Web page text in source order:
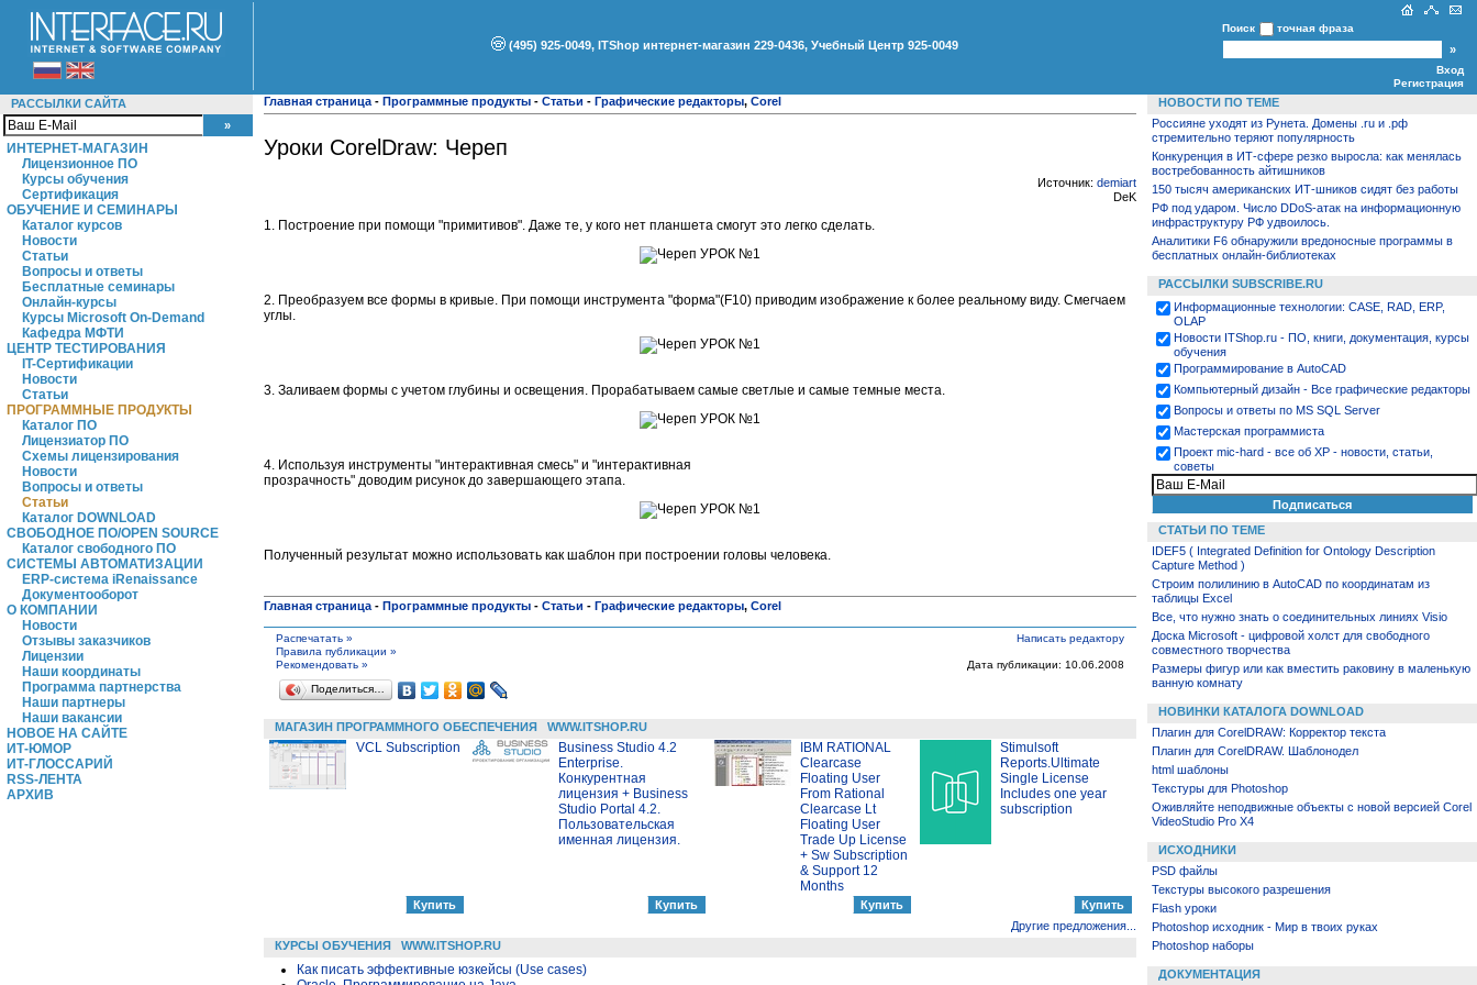
(495) 925-0049, ITShop интернет-магазин 229-0436, Учебный Центр 925-0049
Поиск точная фраза
Вход
Регистрация
РАССЫЛКИ САЙТА
ИНТЕРНЕТ-МАГАЗИН
Лицензионное ПО
Курсы обучения
Сертификация
ОБУЧЕНИЕ И СЕМИНАРЫ
Каталог курсов
Новости
Статьи
Вопросы и ответы
Бесплатные семинары
Онлайн-курсы
Курсы Microsoft On-Demand
Кафедра МФТИ
ЦЕНТР ТЕСТИРОВАНИЯ
IT-Сертификации
Новости
Статьи
ПРОГРАММНЫЕ ПРОДУКТЫ
Каталог ПО
Лицензиатор ПО
Схемы лицензирования
Новости
Вопросы и ответы
Статьи
Каталог DOWNLOAD
СВОБОДНОЕ ПО/OPEN SOURCE
Каталог свободного ПО
СИСТЕМЫ АВТОМАТИЗАЦИИ
ERP-система iRenaissance
Документооборот
О КОМПАНИИ
Новости
Отзывы заказчиков
Лицензии
Наши координаты
Программа партнерства
Наши партнеры
Наши вакансии
НОВОЕ НА САЙТЕ
ИТ-ЮМОР
ИТ-ГЛОССАРИЙ
RSS-ЛЕНТА
АРХИВ
Главная страница - Программные продукты - Статьи - Графические редакторы, Corel
Уроки CorelDraw: Череп
Источник: demiart
DeK
1. Построение при помощи "примитивов". Даже те, у кого нет планшета смогут это легко сделать.
2. Преобразуем все формы в кривые. При помощи инструмента "форма"(F10) приводим изображение к более реальному виду. Смегчаем
углы.
3. Заливаем формы с учетом глубины и освещения. Прорабатываем самые светлые и самые темные места.
4. Используя инструменты "интерактивная смесь" и "интерактивная
прозрачность" доводим рисунок до завершающего этапа.
Полученный результат можно использовать как шаблон при построении головы человека.
Главная страница - Программные продукты - Статьи - Графические редакторы, Corel
Распечатать »
Правила публикации »
Написать редактору
Рекомендовать »
Дата публикации: 10.06.2008
Поделиться…
МАГАЗИН ПРОГРАММНОГО ОБЕСПЕЧЕНИЯ WWW.ITSHOP.RU
VCL Subscription
Business Studio 4.2
Enterprise.
Конкурентная
лицензия + Business
Studio Portal 4.2.
Пользовательская
именная лицензия.
IBM RATIONAL
Clearcase
Floating User
From Rational
Clearcase Lt
Floating User
Trade Up License
+ Sw Subscription
& Support 12
Months
Stimulsoft
Reports.Ultimate
Single License
Includes one year
subscription
Другие предложения...
КУРСЫ ОБУЧЕНИЯ
WWW.ITSHOP.RU
Как писать эффективные юзкейсы (Use cases)
НОВОСТИ ПО ТЕМЕ
Россияне уходят из Рунета. Домены .ru и .рф
стремительно теряют популярность
Конкуренция в ИТ-сфере резко выросла: как менялась
востребованность айтишников
150 тысяч американских ИТ-шников сидят без работы
РФ под ударом. Число DDoS-атак на информационную
инфраструктуру РФ удвоилось.
Аналитики F6 обнаружили вредоносные программы в
бесплатных онлайн-библиотеках
РАССЫЛКИ SUBSCRIBE.RU
Информационные технологии: CASE, RAD, ERP,
OLAP
Новости ITShop.ru - ПО, книги, документация, курсы
обучения
Программирование в AutoCAD
Компьютерный дизайн - Все графические редакторы
Вопросы и ответы по MS SQL Server
Мастерская программиста
Проект mic-hard - все об XP - новости, статьи,
советы
СТАТЬИ ПО ТЕМЕ
IDEF5 ( Integrated Definition for Ontology Description
Capture Method )
Строим полилинию в AutoCAD по координатам из
таблицы Excel
Все, что нужно знать о соединительных линиях Visio
Доска Microsoft - цифровой холст для свободного
совместного творчества
Размеры фигур или как вместить раковину в маленькую
ванную комнату
НОВИНКИ КАТАЛОГА DOWNLOAD
Плагин для CorelDRAW: Корректор текста
Плагин для CorelDRAW. Шаблонодел
html шаблоны
Текстуры для Photoshop
Оживляйте неподвижные объекты с новой версией Corel
VideoStudio Pro X4
ИСХОДНИКИ
PSD файлы
Текстуры высокого разрешения
Flash уроки
Photoshop исходник - Мир в твоих руках
Photoshop наборы
ДОКУМЕНТАЦИЯ